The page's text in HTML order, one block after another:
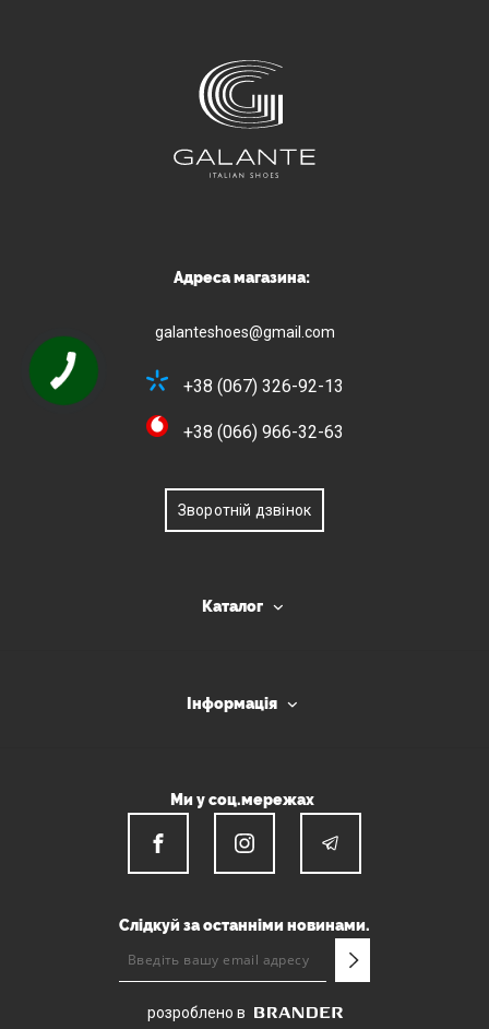
Адреса магазина:
galanteshoes@gmail.com
+38 (067) 326-92-13
+38 (066) 966-32-63
Зворотній дзвінок
Каталог
Інформація
Ми у соц.мережах
Слідкуй за останніми новинами.
розроблено в